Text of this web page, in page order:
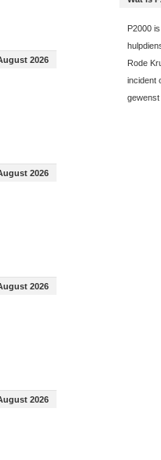
2026
2026
2026
2026
P2000
Rode
incident
gewenst